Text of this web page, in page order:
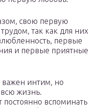
свою первую
так как для них
первые
и первые приятные
важен интим, но
жизнь.
постоянно вспоминать